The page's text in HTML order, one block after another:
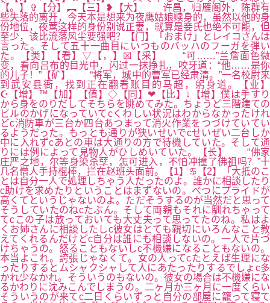
【。】✞【分】︻【三】❥【大】 许昌，归雁阁外，陈群有
些失落的离开，今天本是想来为夜鹰姑娘赎身的，虽然以他的身
份地位，夜莺这样的身份别说正妻，就算是妾氏也绝不可能，但
至少，该比流落风尘要强吧？【门】「おまけ」とレイコさんは
言った。そして五十一曲目にいつものバッハのフーガを弾い
た。【类】【看】▽【，】☒【采】 “可……”兰詹面色微
变，看向吕布的目光中，闪过一抹挣扎，咬牙道：“他……是你
的儿子！”【矿】 “将军，城中的曹军已经肃清。”一名校尉来
到武安县衙，找到正在翻看账目的马超，躬身道。【业】
☪【增】™【加】【值】◇【同】❤【比】↓【增】僕は手すり
から身をのりだしてそちらを眺めてみた。ちょうど三階建ての
ビルのかげになっていてcくわしい状況はわからなかったけれ
どc消防車が三台か四台あつまって消火作業をつづけていてい
るようだった。もっとも通りが狭いせいでcせいぜい二台しか
中に入れずcあとの車は大通りの方で待機していた。そして通
りには例によって見物人がひしめいていた。【长】 “佛家
庄严之地，尔等身染杀孽，怎可进入，不怕冲撞了佛祖吗？”十
几名僧人手持棍棒，拦在赵班头面前。【1】♋【2】「大抵のこ
とは自分一人で処理しちゃう人だったのよ。誰かに相談したり
c助けを求めたりということはまずないの。べつにプライドが
高くてというじゃないのよ。ただそうするのが当然だと思って
そうしていたのねcたぶん。そして両親もそれに馴れちゃって
てcこの子は放っておいても大丈夫って思ってたのね。私はよ
くお姉さんに相談したしc彼女はとても親切にいろんなこと教
えてくれるんだけどc自分は誰にも相談しないの。一人で片づ
けちゃうの。怒ることもないしc不機嫌になることもないの。
本当よこれ。誇張じゃなくて。女の人ってcたとえば生理にな
ったりするとムシャクシャして人にあたったりするでしょc多
かれ少なかれ。そういうのもないの。彼女の場合は不機嫌にな
るかわりに沈みこんでしまうの。二ヶ月か三ヶ月に一度くらい
そういうのが来てc二日くらいずっと自分の部屋に籠って寝て